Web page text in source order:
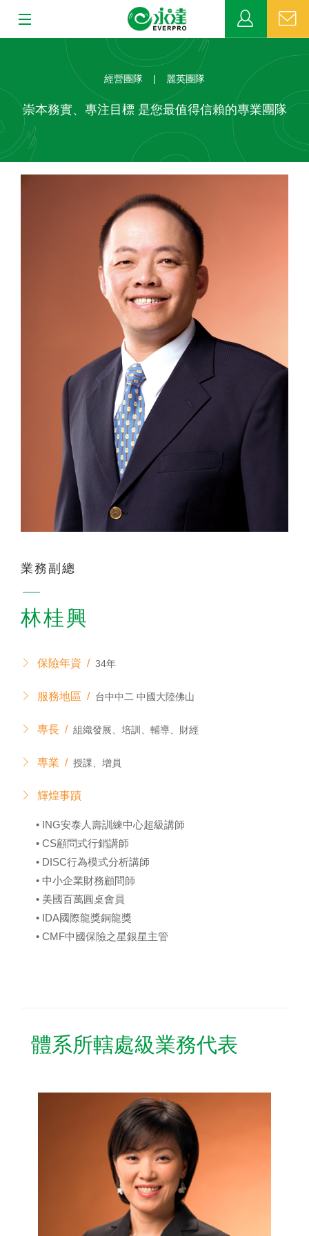
MDRT
新聞中心
經營團隊 | 麗英團隊
崇本務實、專注目標 是您最值得信賴的專業團隊
業務副總
林桂興
保險年資 / 34年
服務地區 / 台中中二 中國大陸佛山
專長 / 組織發展、培訓、輔導、財經
專業 / 授課、增員
輝煌事蹟
• ING安泰人壽訓練中心超級講師
• CS顧問式行銷講師
• DISC行為模式分析講師
• 中小企業財務顧問師
• 美國百萬圓桌會員
• IDA國際龍獎銅龍獎
• CMF中國保險之星銀星主管